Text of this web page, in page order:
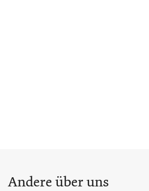
Andere über uns